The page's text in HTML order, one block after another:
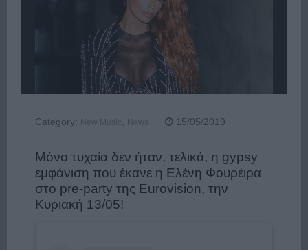
Category: New Music News 15/05/2019
Μόνο τυχαία δεν ήταν, τελικά, η gypsy
εμφάνιση που έκανε η Ελένη Φουρέιρα
στο pre-party της Eurovision, την
Κυριακή 13/05!